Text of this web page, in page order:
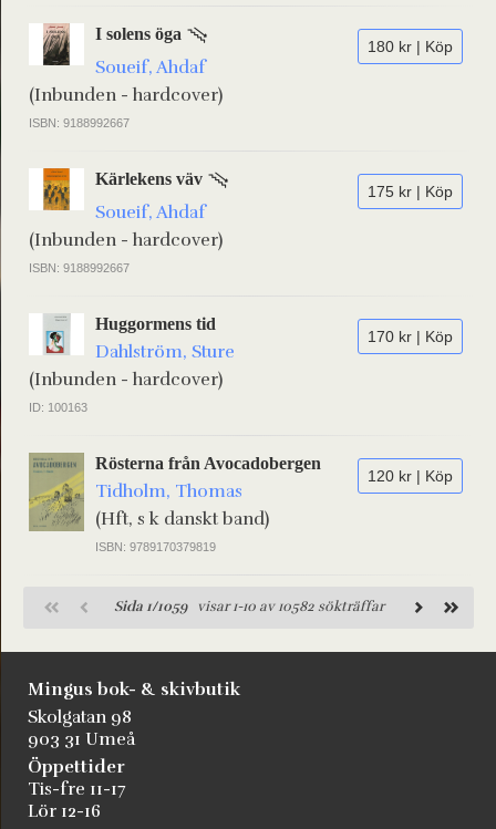
180 kr | Köp
I solens öga
Soueif, Ahdaf
(Inbunden - hardcover)
ISBN: 9188992667
175 kr | Köp
Kärlekens väv
Soueif, Ahdaf
(Inbunden - hardcover)
ISBN: 9188992667
170 kr | Köp
Huggormens tid
Dahlström, Sture
(Inbunden - hardcover)
ID: 100163
120 kr | Köp
Rösterna från Avocadobergen
Tidholm, Thomas
(Hft, s k danskt band)
ISBN: 9789170379819
Sida 1/1059visar 1-10 av 10582 sökträffar
Mingus bok- & skivbutik
Skolgatan 98
903 31 Umeå
Öppettider
Tis-fre 11-17
Lör 12-16